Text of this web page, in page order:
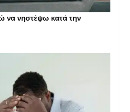
να νηστέψω κατά την